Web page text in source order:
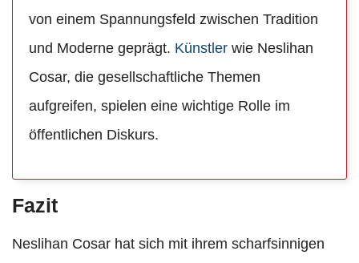
von einem Spannungsfeld zwischen Tradition
und Moderne geprägt. Künstler wie Neslihan
Cosar, die gesellschaftliche Themen
aufgreifen, spielen eine wichtige Rolle im
öffentlichen Diskurs.
Fazit
Neslihan Cosar hat sich mit ihrem scharfsinnigen